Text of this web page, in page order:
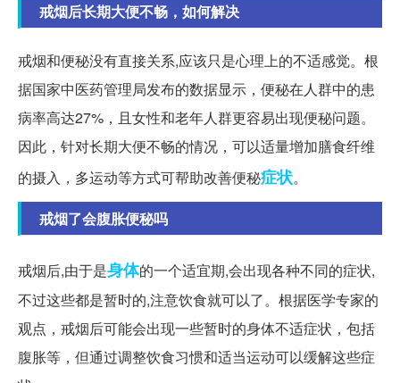
戒烟后长期大便不畅，如何解决
戒烟和便秘没有直接关系,应该只是心理上的不适感觉。根
据国家中医药管理局发布的数据显示，便秘在人群中的患
病率高达27%，且女性和老年人群更容易出现便秘问题。
因此，针对长期大便不畅的情况，可以适量增加膳食纤维
的摄入，多运动等方式可帮助改善便秘症状。
戒烟了会腹胀便秘吗
戒烟后,由于是身体的一个适宜期,会出现各种不同的症状,
不过这些都是暂时的,注意饮食就可以了。根据医学专家的
观点，戒烟后可能会出现一些暂时的身体不适症状，包括
腹胀等，但通过调整饮食习惯和适当运动可以缓解这些症